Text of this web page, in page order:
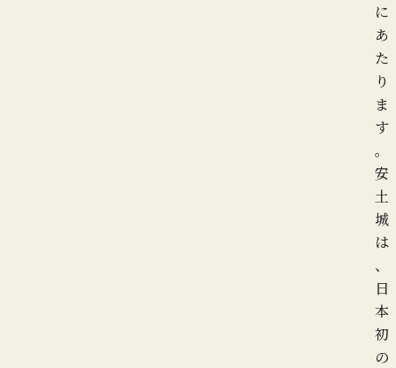
に
あ
た
り
ま
す
。
安
土
城
は
、
日
本
初
の